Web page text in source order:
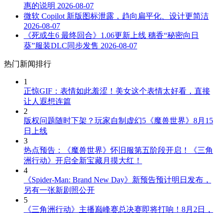
惠的说明 2026-08-07
微软 Copilot 新版图标泄露，趋向扁平化、设计更简洁
2026-08-07
《死或生6 最终回合》1.06更新上线 穗香“秘密向日
葵”服装DLC同步发售 2026-08-07
热门新闻排行
1
正惊GIF：表情如此羞涩！美女这个表情太好看，直接
让人遐想连篇
2
版权问题随时下架？玩家自制虚幻5《魔兽世界》8月15
日上线
3
热点预告：《魔兽世界》怀旧服第五阶段开启！《三角
洲行动》开启全新宝藏月摸大红！
4
《Spider-Man: Brand New Day》新预告预计明日发布，
另有一张新剧照公开
5
《三角洲行动》主播巅峰赛总决赛即将打响！8月2日，